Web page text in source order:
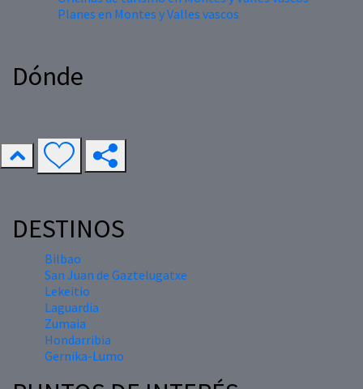
Planes en Montes y Valles vascos
Dónde
DESTINOS
Bilbao
San Juan de Gaztelugatxe
Lekeitio
Laguardia
Zumaia
Hondarribia
Gernika-Lumo